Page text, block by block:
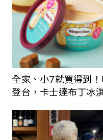
台中海線
一日文青
巷弄小店
全家、小7就買得到
登台，卡士達布丁冰